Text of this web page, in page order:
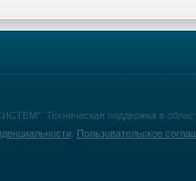
Техническая поддержка в
. Пользовательское